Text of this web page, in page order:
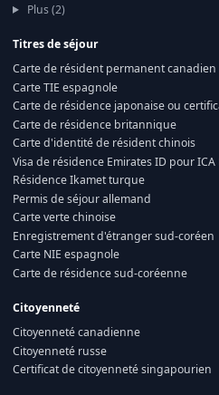
Plus (2)
Titres de séjour
Carte de résident permanent canadien
Carte TIE espagnole
Carte de résidence japonaise ou
Carte de résidence britannique
Carte d'identité de résident chinois
Visa de résidence Emirates ID pour ICA
Résidence Ikamet turque
Permis de séjour allemand
Carte verte chinoise
Enregistrement d'étranger sud-coréen
Carte NIE espagnole
Carte de résidence sud-coréenne
Citoyenneté
Citoyenneté canadienne
Citoyenneté russe
Certificat de citoyenneté singapourien